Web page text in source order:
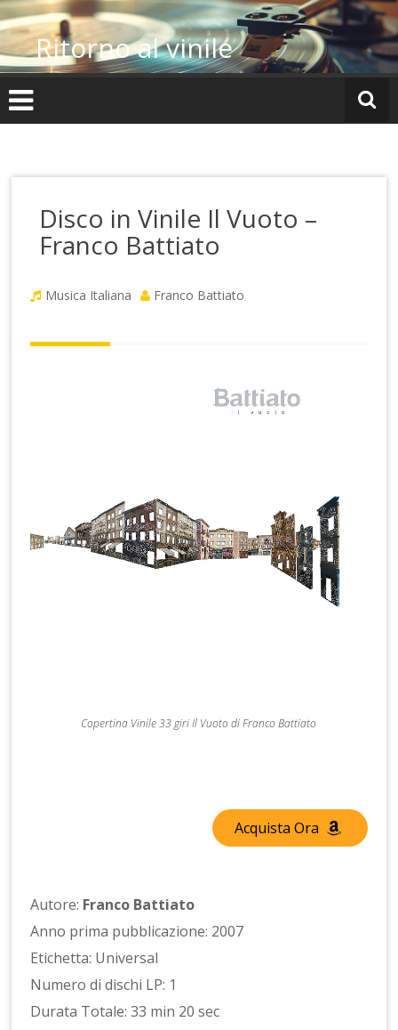
Vai
al
contenutoRitorno al vinile
Disco in Vinile Il Vuoto –
Franco Battiato
Musica Italiana Franco Battiato
Copertina Vinile 33 giri Il Vuoto di Franco Battiato
Acquista Ora
Autore: Franco Battiato
Anno prima pubblicazione: 2007
Etichetta: Universal
Numero di dischi LP: 1
Durata Totale: 33 min 20 sec